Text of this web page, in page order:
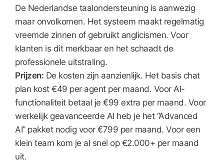
De Nederlandse taalondersteuning is aanwezig
maar onvolkomen. Het systeem maakt regelmatig
vreemde zinnen of gebruikt anglicismen. Voor
klanten is dit merkbaar en het schaadt de
professionele uitstraling.
Prijzen: De kosten zijn aanzienlijk. Het basis chat
plan kost €49 per agent per maand. Voor AI-
functionaliteit betaal je €99 extra per maand. Voor
werkelijk geavanceerde AI heb je het “Advanced
AI” pakket nodig voor €799 per maand. Voor een
klein team kom je al snel op €2.000+ per maand
uit.